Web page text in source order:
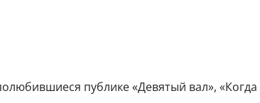
публике «Девятый вал»,